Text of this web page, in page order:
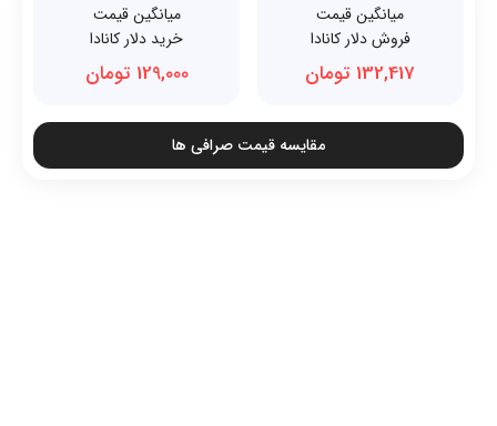
میانگین قیمت
فروش دلار کانادا
132,417 تومان
میانگین قیمت
خرید دلار کانادا
129,000 تومان
مقایسه قیمت صرافی ها